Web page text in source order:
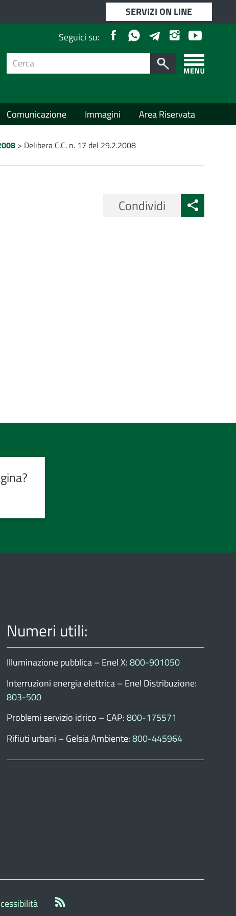
SERVIZI ON LINE
Seguici su:
FacebookWhatsapp Telegram InstagramYoutube
Apri/chiudi
menù
per:
Cerca
Comunicazione Immagini Area Riservata
> Delibera C.C. n. 17 del 29.2.2008
Condividi
Numeri utili:
Illuminazione pubblica – Enel X:800-901050
Interruzioni energia elettrica – Enel Distribuzione:
803-500
Problemi servizio idrico – CAP:800-175571
Rifiuti urbani – Gelsia Ambiente:800-445964